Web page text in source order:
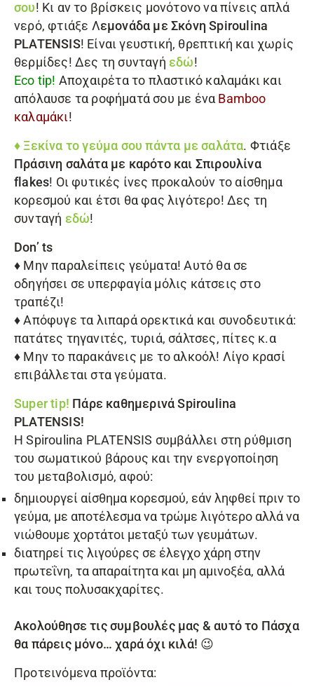
σου! Κι αν το βρίσκεις μονότονο να πίνεις απλά
νερό, φτιάξε Λεμονάδα μεΣκόνη Spiroulina
PLATENSIS! Είναι γευστική, θρεπτική και χωρίς
θερμίδες! Δες τη συνταγή εδώ!
Eco tip! Αποχαιρέτα το πλαστικό καλαμάκι και
απόλαυσε τα ροφήματά σου με ένα Bamboo
καλαμάκι!
♦ Ξεκίνα το γεύμα σου πάντα με σαλάτα. Φτιάξε
Πράσινη σαλάτα με καρότο και Σπιρουλίνα
flakes! Οι φυτικές ίνες προκαλούν το αίσθημα
κορεσμού και έτσι θα φας λιγότερο! Δες τη
συνταγή εδώ!
Don’ ts
♦ Μην παραλείπεις γεύματα! Αυτό θα σε
οδηγήσει σε υπερφαγία μόλις κάτσεις στο
τραπέζι!
♦ Απόφυγε τα λιπαρά ορεκτικά και συνοδευτικά:
πατάτες τηγανιτές, τυριά, σάλτσες, πίτες κ.α
♦ Μην το παρακάνεις με το αλκοόλ! Λίγο κρασί
επιβάλλεται στα γεύματα.
Super tip! Πάρε καθημερινάSpiroulina
PLATENSIS!
HSpiroulina PLATENSIS συμβάλλει στη ρύθμιση
του σωματικού βάρους και την ενεργοποίηση
του μεταβολισμό, αφού:
δημιουργεί αίσθημα κορεσμού, εάν ληφθεί πριν το
γεύμα, με αποτέλεσμα να τρώμε λιγότερο αλλά να
νιώθουμε χορτάτοι μεταξύ των γευμάτων.
διατηρεί τις λιγούρες σε έλεγχο χάρη στην
πρωτεΐνη, τα απαραίτητα και μη αμινοξέα, αλλά
και τους πολυσακχαρίτες.
Ακολούθησε τις συμβουλές μας & αυτό το Πάσχα
θα πάρεις μόνο… χαρά όχι κιλά! 😉
Προτεινόμενα προϊόντα: